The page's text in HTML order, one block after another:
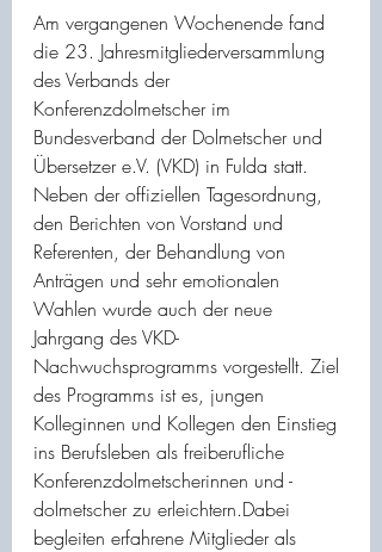
Am vergangenen Wochenende fand
die 23. Jahresmitgliederversammlung
des Verbands der
Konferenzdolmetscher im
Bundesverband der Dolmetscher und
Übersetzer e.V. (VKD) in Fulda statt.
Neben der offiziellen Tagesordnung,
den Berichten von Vorstand und
Referenten, der Behandlung von
Anträgen und sehr emotionalen
Wahlen wurde auch der neue
Jahrgang des VKD-
Nachwuchsprogramms vorgestellt. Ziel
des Programms ist es, jungen
Kolleginnen und Kollegen den Einstieg
ins Berufsleben als freiberufliche
Konferenzdolmetscherinnen und -
dolmetscher zu erleichtern.Dabei
begleiten erfahrene Mitglieder als